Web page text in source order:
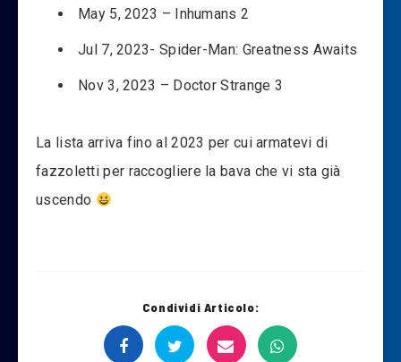
May 5, 2023 – Inhumans 2
Jul 7, 2023- Spider-Man: Greatness Awaits
Nov 3, 2023 – Doctor Strange 3
La lista arriva fino al 2023 per cui armatevi di
fazzoletti per raccogliere la bava che vi sta già
uscendo
Condividi Articolo: